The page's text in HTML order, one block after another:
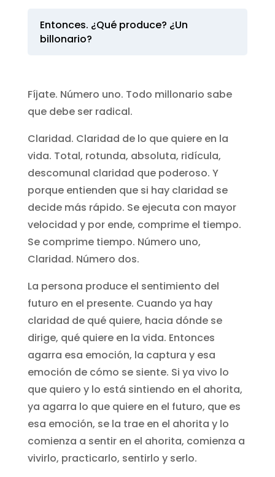
Entonces. ¿Qué produce? ¿Un
billonario?
Fíjate. Número uno. Todo millonario sabe
que debe ser radical.
Claridad. Claridad de lo que quiere en la
vida. Total, rotunda, absoluta, ridícula,
descomunal claridad que poderoso. Y
porque entienden que si hay claridad se
decide más rápido. Se ejecuta con mayor
velocidad y por ende, comprime el tiempo.
Se comprime tiempo. Número uno,
Claridad. Número dos.
La persona produce el sentimiento del
futuro en el presente. Cuando ya hay
claridad de qué quiere, hacia dónde se
dirige, qué quiere en la vida. Entonces
agarra esa emoción, la captura y esa
emoción de cómo se siente. Si ya vivo lo
que quiero y lo está sintiendo en el ahorita,
ya agarra lo que quiere en el futuro, que es
esa emoción, se la trae en el ahorita y lo
comienza a sentir en el ahorita, comienza a
vivirlo, practicarlo, sentirlo y serlo.